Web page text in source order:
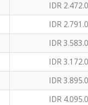
IDR
IDR
IDR
IDR
IDR
IDR